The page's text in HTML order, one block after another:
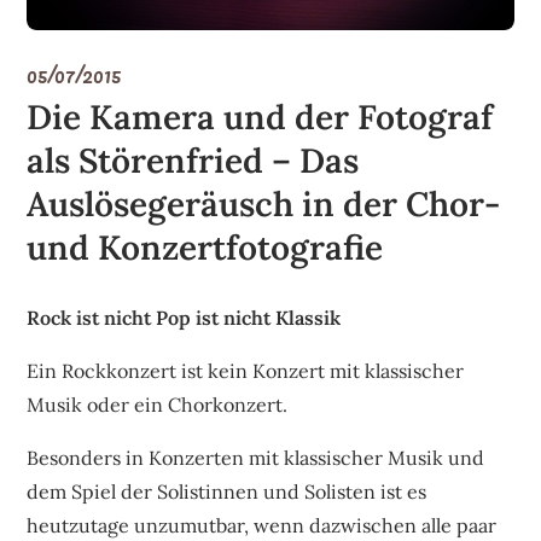
05/07/2015
Die Kamera und der Fotograf
als Störenfried – Das
Auslösegeräusch in der Chor-
und Konzertfotografie
Rock ist nicht Pop ist nicht Klassik
Ein Rockkonzert ist kein Konzert mit klassischer
Musik oder ein Chorkonzert.
Besonders in Konzerten mit klassischer Musik und
dem Spiel der Solistinnen und Solisten ist es
heutzutage unzumutbar, wenn dazwischen alle paar